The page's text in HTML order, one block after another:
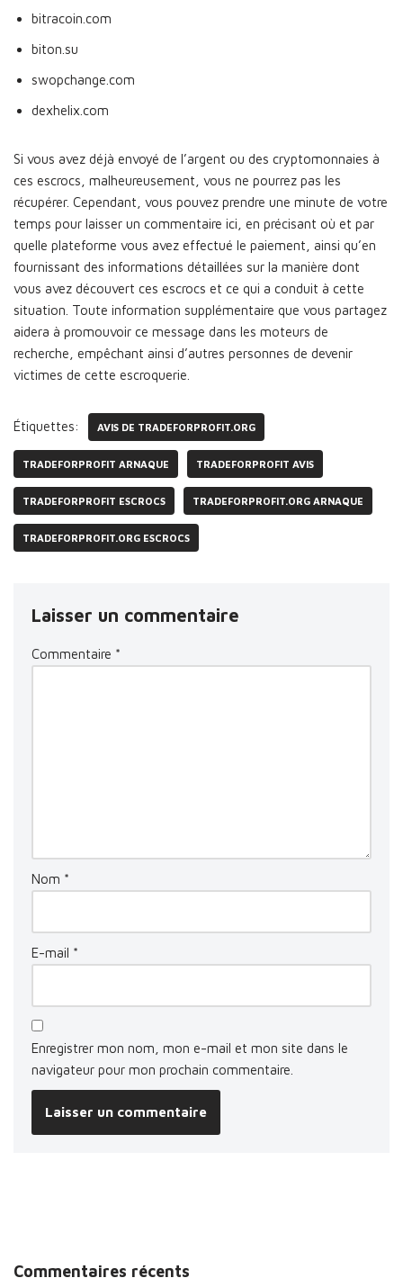
bitracoin.com
biton.su
swopchange.com
dexhelix.com
Si vous avez déjà envoyé de l’argent ou des cryptomonnaies à
ces escrocs, malheureusement, vous ne pourrez pas les
récupérer. Cependant, vous pouvez prendre une minute de votre
temps pour laisser un commentaire ici, en précisant où et par
quelle plateforme vous avez effectué le paiement, ainsi qu’en
fournissant des informations détaillées sur la manière dont
vous avez découvert ces escrocs et ce qui a conduit à cette
situation. Toute information supplémentaire que vous partagez
aidera à promouvoir ce message dans les moteurs de
recherche, empêchant ainsi d’autres personnes de devenir
victimes de cette escroquerie.
Étiquettes: AVIS DE TRADEFORPROFIT.ORG
TRADEFORPROFIT ARNAQUE TRADEFORPROFIT AVIS
TRADEFORPROFIT ESCROCS TRADEFORPROFIT.ORG ARNAQUE
TRADEFORPROFIT.ORG ESCROCS
Laisser un commentaire
Commentaire *
Nom *
E-mail *
Enregistrer mon nom, mon e-mail et mon site dans le
navigateur pour mon prochain commentaire.
Commentaires récents